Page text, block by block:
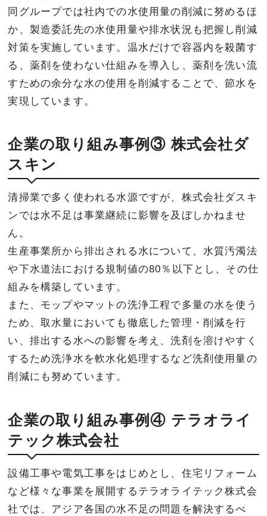
同グループでは社内での水使用量の削減に努めるほ
か、製造委託先の水使用量や排水状況も把握し削減
対策を実施しています。温水だけで容器内を殺菌す
る、薬剤を使わない仕組みを導入し、薬剤を洗い流
すための余分な水の使用を削減することで、節水を
実現しています。
企業の取り組み事例③ 株式会社ダ
スキン
清掃業で多く使われる水源ですが、株式会社ダスキ
ンでは水不足は事業継続に影響を及ぼしかねませ
ん。
生産事業所から排出される水について、水質汚濁法
や下水道法における規制値の80％以下とし、その仕
組みを構築しています。
また、モップやマットの洗浄工程で多量の水を使う
ため、取水量においても徹底した管理・削減を行
い、排出する水への影響を考え、洗剤を溶けやすく
するため洗浄水を軟水化処理するなど洗剤使用量の
削減にも努めています。
企業の取り組み事例④ テラオライ
テック株式会社
設備工事や電気工事をはじめとし、住宅リフォーム
など様々な事業を展開するテラオライテック株式会
社では、アジア各国の水不足の問題を解決するべ